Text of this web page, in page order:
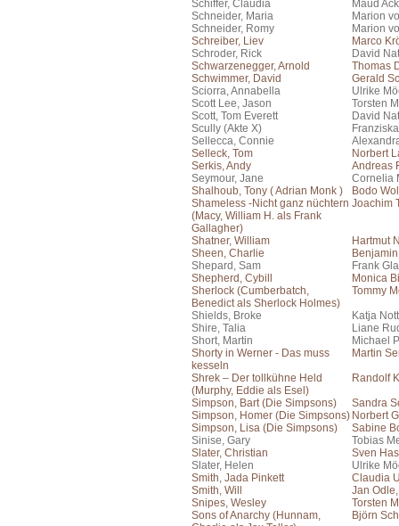
Schiffer, Claudia
Maud
Schneider, Maria
Marion
Schneider, Romy
Marion
Schreiber, Liev
Marco
Schroder, Rick
David
Schwarzenegger, Arnold
Thomas
Schwimmer, David
Gerald
Sciorra, Annabella
Ulrike
Scott Lee, Jason
Torsten
Scott, Tom Everett
David
Scully (Akte X)
Sellecca, Connie
Selleck, Tom
Norbert
Serkis, Andy
Andreas
Seymour, Jane
Cornelia
Shalhoub, Tony ( Adrian Monk )
Bodo
Shameless -Nicht ganz nüchtern
(Macy, William H. als Frank
Gallagher)
Joachim
Shatner, William
Hartmut
Sheen, Charlie
Shepard, Sam
Frank
Shepherd, Cybill
Monica
Sherlock (Cumberbatch,
Benedict als Sherlock Holmes)
Tommy
Shields, Broke
Katja
Shire, Talia
Liane
Short, Martin
Michael
Shorty in Werner - Das muss
kesseln
Martin
Shrek – Der tollkühne Held
(Murphy, Eddie als Esel)
Randolf
Simpson, Bart (Die Simpsons)
Sandra
Simpson, Homer (Die Simpsons) Norbert
Simpson, Lisa (Die Simpsons)
Sabine
Sinise, Gary
Tobias
Slater, Christian
Sven
Slater, Helen
Ulrike
Smith, Jada Pinkett
Claudia
Smith, Will
Jan
Snipes, Wesley
Torsten
Sons of Anarchy (Hunnam,
Björn